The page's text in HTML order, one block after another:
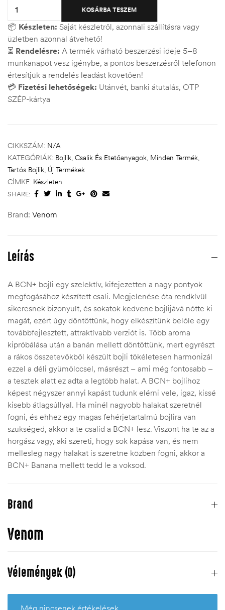
KOSÁRBA TESZEM
📦 Készleten: Saját készletről, azonnali szállításra vagy
üzletben azonnal átvehető!
⏳ Rendelésre: A termék várható beszerzési ideje 5–8
munkanapot vesz igénybe, a pontos beszerzésről telefonon
értesítjük a rendelés leadást követően!
💳 Fizetési lehetőségek: Utánvét, banki átutalás, OTP
SZÉP-kártya
CIKKSZÁM: N/A
KATEGÓRIÁK: Bojlik, Csalik És Etetőanyagok, Minden Termék,
Tartós Bojlik, Új Termékek
CÍMKE: Készleten
SHARE:
Brand: Venom
Leírás
A BCN+ bojli egy szelektív, kifejezetten a nagy pontyok
megfogásához készített csali. Megjelenése óta rendkívül
sikeresnek bizonyult, és sokatok kedvenc bojlijává nőtte ki
magát, ezért úgy döntöttünk, hogy elkészítünk belőle egy
továbbfejlesztett, attraktívabb verziót is. Több aroma
kipróbálása után a banán mellett döntöttünk, mert egyrészt
a rákos összetevőkből készült bojli tökéletesen harmonizál
ezzel a déli gyümölccsel, másrészt – ami még fontosabb –
a tesztek alatt ez adta a legtöbb halat. A BCN+ bojlihoz
képest négyszer annyi kapást tudunk elérni vele, igaz, kissé
kisebb átlagsúllyal. Ha minél nagyobb halakat szeretnél
fogni, és ehhez egy magas fehérjetartalmú bojlira van
szükséged, akkor a te csalid a BCN+ lesz. Viszont ha te az a
horgász vagy, aki szereti, hogy sok kapása van, és nem
mellesleg nagy halakat is szeretne közben fogni, akkor a
BCN+ Banana mellett tedd le a voksod.
Brand
Venom
Vélemények (0)